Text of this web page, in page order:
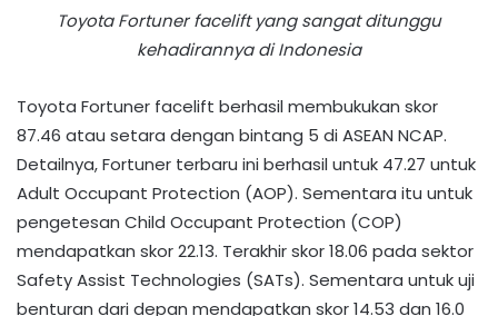
Toyota Fortuner facelift yang sangat ditunggu
kehadirannya di Indonesia
Toyota Fortuner facelift berhasil membukukan skor
87.46 atau setara dengan bintang 5 di ASEAN NCAP.
Detailnya, Fortuner terbaru ini berhasil untuk 47.27 untuk
Adult Occupant Protection (AOP). Sementara itu untuk
pengetesan Child Occupant Protection (COP)
mendapatkan skor 22.13. Terakhir skor 18.06 pada sektor
Safety Assist Technologies (SATs). Sementara untuk uji
benturan dari depan mendapatkan skor 14.53 dan 16.0